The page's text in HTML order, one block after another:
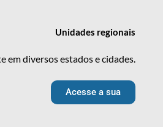
Unidades regionais
em diversos estados e cidades.
Acesse a sua